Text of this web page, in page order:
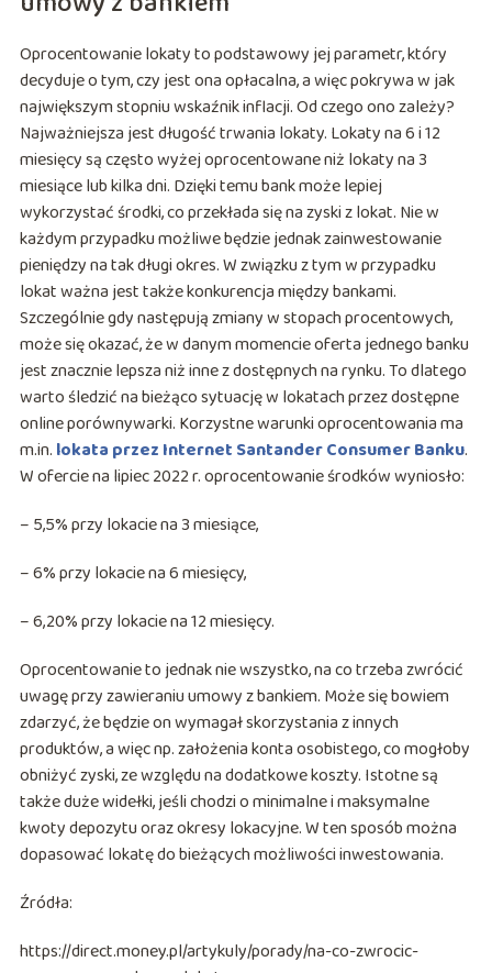
Oprocentowanie lokaty to podstawowy jej parametr, który
decyduje o tym, czy jest ona opłacalna, a więc pokrywa w jak
największym stopniu wskaźnik inflacji. Od czego ono zależy?
Najważniejsza jest długość trwania lokaty. Lokaty na 6 i 12
miesięcy są często wyżej oprocentowane niż lokaty na 3
miesiące lub kilka dni. Dzięki temu bank może lepiej
wykorzystać środki, co przekłada się na zyski z lokat. Nie w
każdym przypadku możliwe będzie jednak zainwestowanie
pieniędzy na tak długi okres. W związku z tym w przypadku
lokat ważna jest także konkurencja między bankami.
Szczególnie gdy następują zmiany w stopach procentowych,
może się okazać, że w danym momencie oferta jednego banku
jest znacznie lepsza niż inne z dostępnych na rynku. To dlatego
warto śledzić na bieżąco sytuację w lokatach przez dostępne
online porównywarki. Korzystne warunki oprocentowania ma
m.in. lokata przez Internet Santander Consumer Banku.
W ofercie na lipiec 2022 r. oprocentowanie środków wyniosło:
– 5,5% przy lokacie na 3 miesiące,
– 6% przy lokacie na 6 miesięcy,
– 6,20% przy lokacie na 12 miesięcy.
Oprocentowanie to jednak nie wszystko, na co trzeba zwrócić
uwagę przy zawieraniu umowy z bankiem. Może się bowiem
zdarzyć, że będzie on wymagał skorzystania z innych
produktów, a więc np. założenia konta osobistego, co mogłoby
obniżyć zyski, ze względu na dodatkowe koszty. Istotne są
także duże widełki, jeśli chodzi o minimalne i maksymalne
kwoty depozytu oraz okresy lokacyjne. W ten sposób można
dopasować lokatę do bieżących możliwości inwestowania.
Źródła:
https://direct.money.pl/artykuly/porady/na-co-zwrocic-